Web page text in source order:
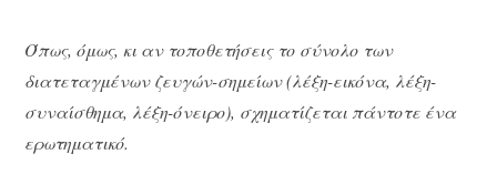
Όπως, όμως, κι αν τοποθετήσεις το σύνολο των
διατεταγμένων ζευγών-σημείων (λέξη-εικόνα, λέξη-
συναίσθημα, λέξη-όνειρο), σχηματίζεται πάντοτε ένα
ερωτηματικό.